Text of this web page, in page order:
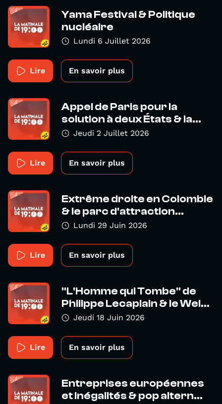
Yama Festival & Politique
nucléaire
Lundi 6 Juillet 2026
Lire En savoir plus
Appel de Paris pour la
solution à deux États & la...
Jeudi 2 Juillet 2026
Lire En savoir plus
Extrême droite en Colombie
& le parc d'attraction...
Lundi 29 Juin 2026
Lire En savoir plus
"L'Homme qui Tombe" de
Philippe Lecaplain & le Wel...
Jeudi 18 Juin 2026
Lire En savoir plus
Entreprises européennes
et inégalités & pop altern...